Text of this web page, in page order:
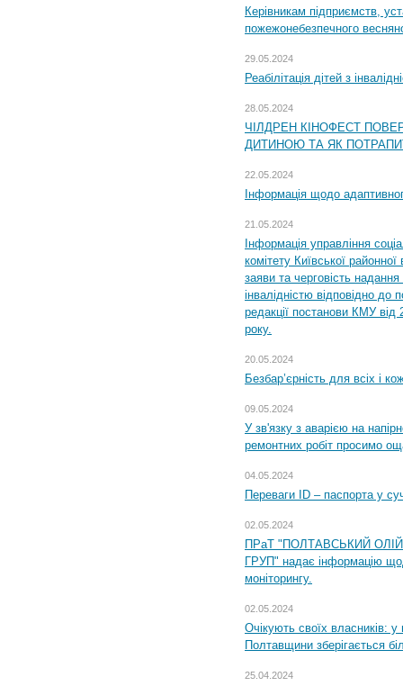
Керівникам підприємств,
пожежонебезпечного
29.05.2024
Реабілітація дітей з
28.05.2024
ЧІЛДРЕН КІНОФЕСТ
ДИТИНОЮ ТА ЯК
22.05.2024
Інформація щодо
21.05.2024
Інформація управління
комітету Київської
заяви та черговість надання
інвалідністю відповідно
редакції постанови КМУ від
року.
20.05.2024
Безбар’єрність для всіх і
09.05.2024
У зв'язку з аварією на
ремонтних робіт просимо
04.05.2024
Переваги ID – паспорта у
02.05.2024
ПРаТ "ПОЛТАВСЬКИЙ
ГРУП" надає інформацію
моніторингу.
02.05.2024
Очікують своїх власників: у
Полтавщини зберігається
25.04.2024